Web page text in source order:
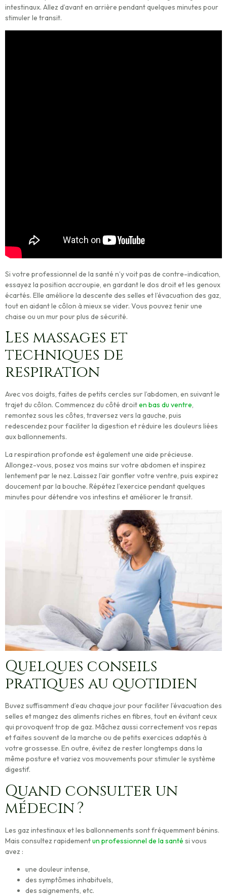
intestinaux. Allez d’avant en arrière pendant quelques minutes pour
stimuler le transit.
Si votre professionnel de la santé n’y voit pas de contre-indication,
essayez la position accroupie, en gardant le dos droit et les genoux
écartés. Elle améliore la descente des selles et l’évacuation des gaz,
tout en aidant le côlon à mieux se vider. Vous pouvez tenir une
chaise ou un mur pour plus de sécurité.
Les massages et
techniques de
respiration
Avec vos doigts, faites de petits cercles sur l’abdomen, en suivant le
trajet du côlon. Commencez du côté droiten bas du ventre,
remontez sous les côtes, traversez vers la gauche, puis
redescendez pour faciliter la digestion et réduire les douleurs liées
aux ballonnements.
La respiration profonde est également une aide précieuse.
Allongez-vous, posez vos mains sur votre abdomen et inspirez
lentement par le nez. Laissez l’air gonfler votre ventre, puis expirez
doucement par la bouche. Répétez l’exercice pendant quelques
minutes pour détendre vos intestins et améliorer le transit.
Quelques conseils
pratiques au quotidien
Buvez suffisamment d’eau chaque jour pour faciliter l’évacuation des
selles et mangez des aliments riches en fibres, tout en évitant ceux
qui provoquent trop de gaz. Mâchez aussi correctement vos repas
et faites souvent de la marche ou de petits exercices adaptés à
votre grossesse. En outre, évitez de rester longtemps dans la
même posture et variez vos mouvements pour stimuler le système
digestif.
Quand consulter un
médecin ?
Les gaz intestinaux et les ballonnements sont fréquemment bénins.
Mais consultez rapidementun professionnel de la santé si vous
avez :
une douleur intense,
des symptômes inhabituels,
des saignements, etc.